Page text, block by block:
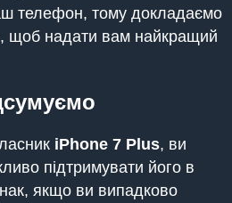
телефон, тому докладаємо
щоб надати вам найкращий
iPhone 7 Plus, ви
підтримувати його в
якщо ви випадково